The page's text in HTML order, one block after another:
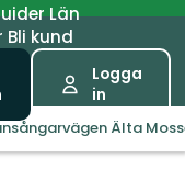
Län
Bli kund
Logga
in
Älta